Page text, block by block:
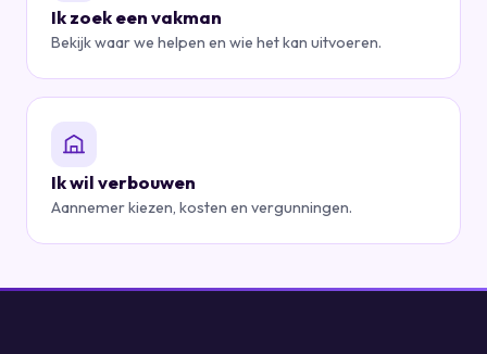
Ik zoek een vakman
Bekijk waar we helpen en wie het kan uitvoeren.
Ik wil verbouwen
Aannemer kiezen, kosten en vergunningen.